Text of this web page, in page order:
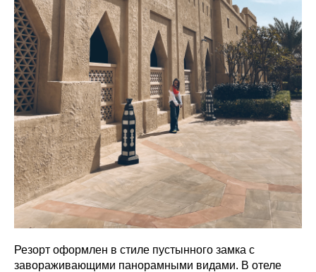
Резорт оформлен в стиле пустынного замка с
завораживающими панорамными видами. В отеле